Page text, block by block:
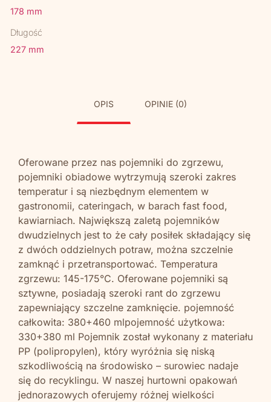
178 mm
Długość
227 mm
OPIS OPINIE (0)
Oferowane przez nas pojemniki do zgrzewu,
pojemniki obiadowe wytrzymują szeroki zakres
temperatur i są niezbędnym elementem w
gastronomii, cateringach, w barach fast food,
kawiarniach. Największą zaletą pojemników
dwudzielnych jest to że cały posiłek składający się
z dwóch oddzielnych potraw, można szczelnie
zamknąć i przetransportować. Temperatura
zgrzewu: 145-175°C. Oferowane pojemniki są
sztywne, posiadają szeroki rant do zgrzewu
zapewniający szczelne zamknięcie. pojemność
całkowita: 380+460 mlpojemność użytkowa:
330+380 ml Pojemnik został wykonany z materiału
PP (polipropylen), który wyróżnia się niską
szkodliwością na środowisko – surowiec nadaje
się do recyklingu. W naszej hurtowni opakowań
jednorazowych oferujemy różnej wielkości